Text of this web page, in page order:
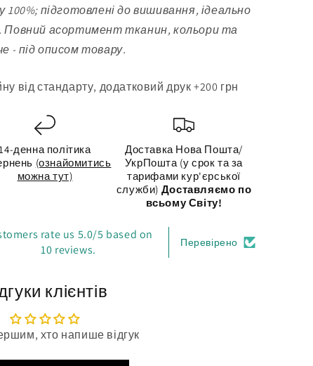
100%; підготовлені до вишивання, ідеально
Повний асортимент тканин, кольори та
- під описом товару.
від стандарту, додатковий друк +200 грн
денна політика
(ознайомитись
можна тут)
Доставка Нова Пошта/
УкрПошта (у срок та за
тарифами кур'єрської
служби) Доставляємо по
всьому Світу!
rate us 5.0/5 based on
10 reviews.
Перевірено
клієнтів
хто напише відгук